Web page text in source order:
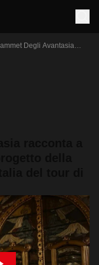
Degli Avantasia